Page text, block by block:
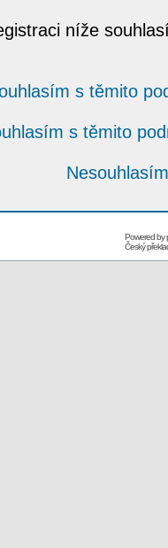
níže
s těmito
s těmito
Powered by
Český